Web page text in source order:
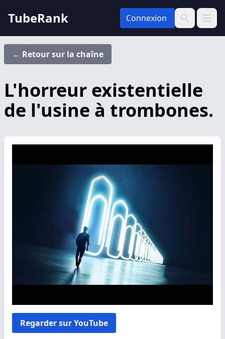
TubeRank Connexion
Recherche
← Retour sur la chaîne
L'horreur existentielle
de l'usine à trombones.
Regarder sur YouTube